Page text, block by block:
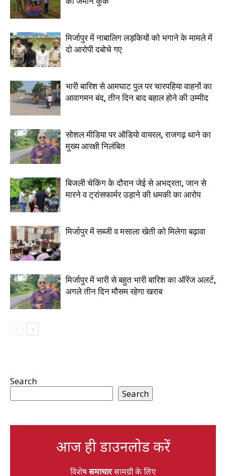
मिर्जापुर में नाबालिग लड़कियों को भगाने के मामले में
दो आरोपी दबोचे गए
भारी बारिश से आमघाट पुल पर चारपहिया वाहनों का
आवागमन बंद, तीन दिन बाद बहाल होने की उम्मीद
सोशल मीडिया पर ऑडियो वायरल, राजगढ़ थाने का
मुख्य आरक्षी निलंबित
बिजली चेकिंग के दौरान जेई से अभद्रता, जान से
मारने व ट्रांसफार्मर उड़ाने की धमकी का आरोप
मिर्जापुर में सब्जी व मसाला खेती को मिलेगा बढ़ावा
मिर्जापुर में भारी से बहुत भारी बारिश का ऑरेंज अलर्ट,
अगले तीन दिन मौसम रहेगा खराब
Search
Search
आज ही डाउनलोड करें
विशेषसमाचारसामग्री के लिए